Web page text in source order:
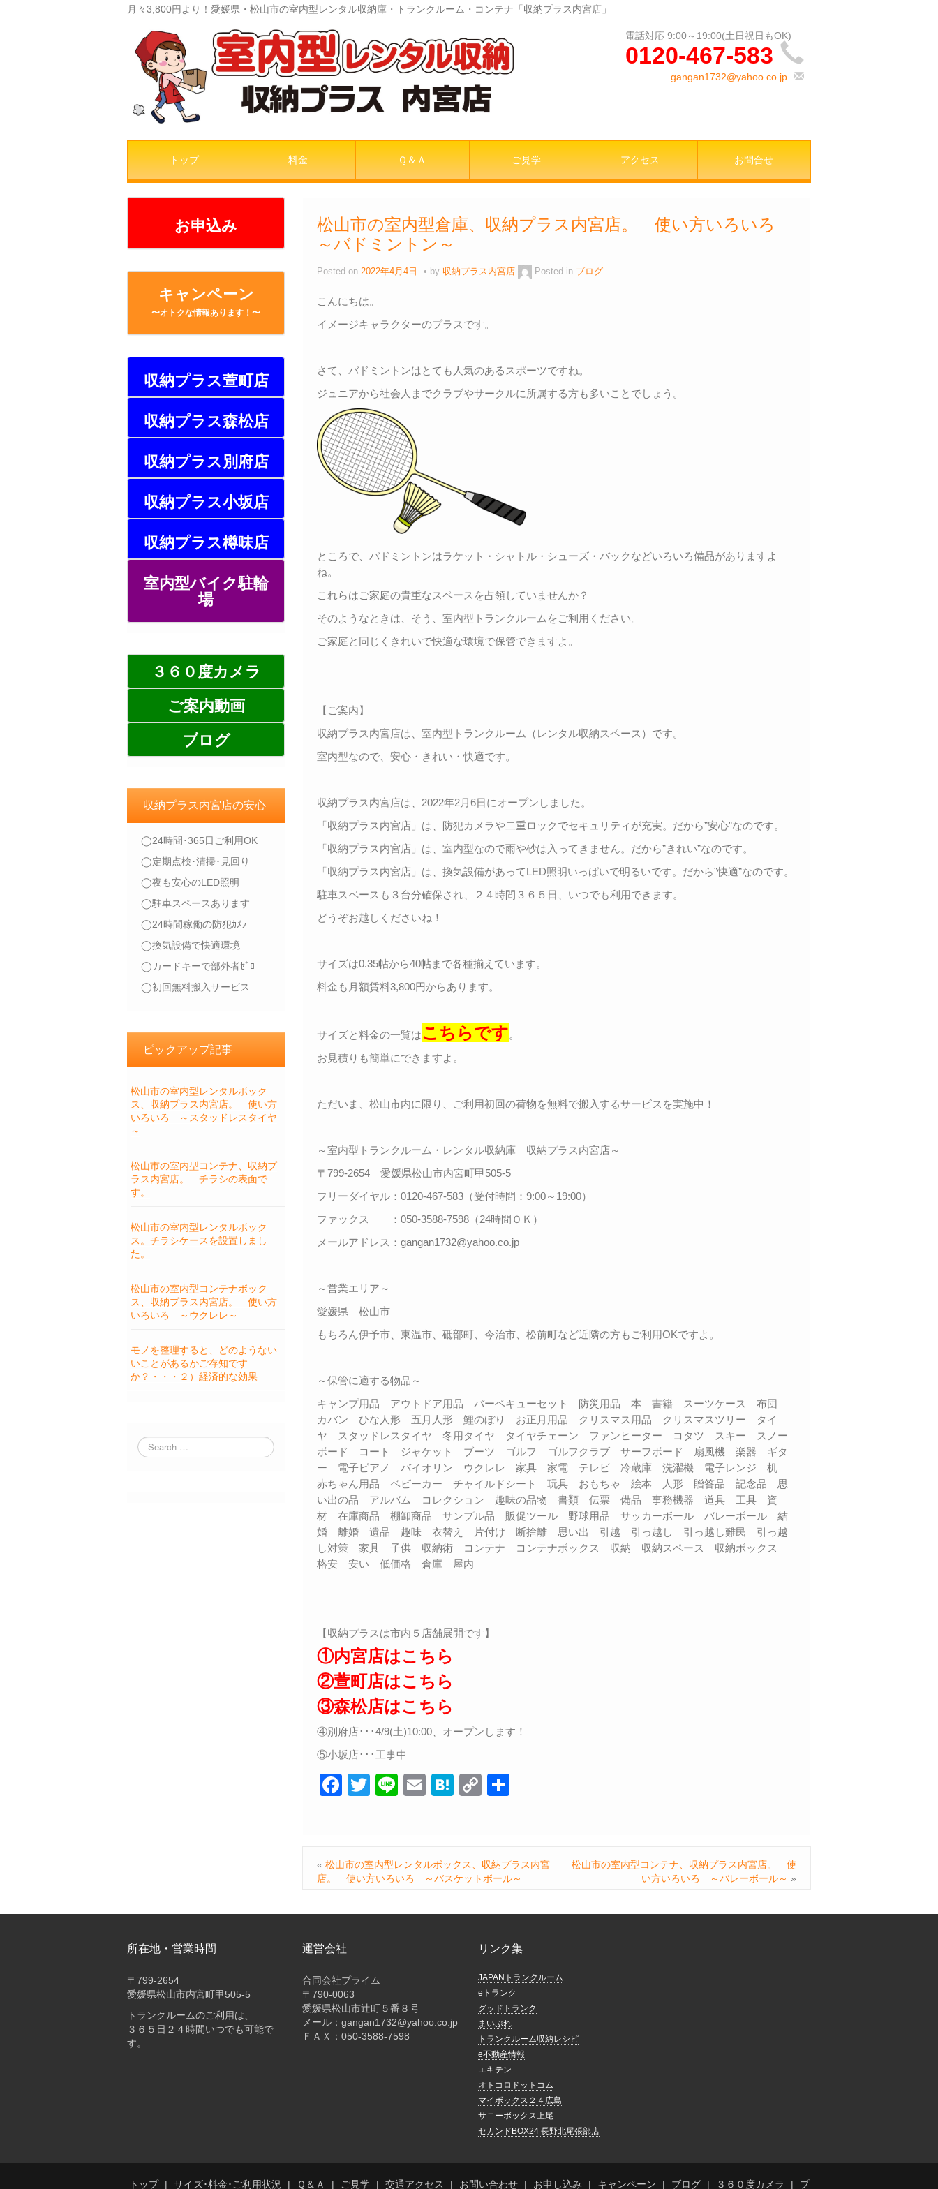
月々3,800円より！愛媛県・松山市の室内型レンタル収納庫・トランクルーム・コンテナ「収納プラス内宮店」
0120-467-583
gangan1732@yahoo.co.jp
トップ 料金 Ｑ＆Ａ ご見学 アクセス お問合せ
お申込み
キャンペーン
〜オトクな情報あります！〜
収納プラス萱町店
収納プラス森松店
収納プラス別府店
収納プラス小坂店
収納プラス樽味店
室内型バイク駐輪
場
３６０度カメラ
ご案内動画
ブログ
収納プラス内宮店の安心
◯24時間･365日ご利用OK
◯定期点検･清掃･見回り
◯夜も安心のLED照明
◯駐車スペースあります
◯24時間稼働の防犯ｶﾒﾗ
◯換気設備で快適環境
◯カードキーで部外者ｾﾞﾛ
◯初回無料搬入サービス
ピックアップ記事
松山市の室内型レンタルボック
ス、収納プラス内宮店。 使い方
いろいろ ～スタッドレスタイヤ
～
松山市の室内型コンテナ、収納プ
ラス内宮店。 チラシの表面で
す。
松山市の室内型レンタルボック
ス。チラシケースを設置しまし
た。
松山市の室内型コンテナボック
ス、収納プラス内宮店。 使い方
いろいろ ～ウクレレ～
モノを整理すると、どのようない
いことがあるかご存知です
か？・・・２）経済的な効果
松山市の室内型倉庫、収納プラス内宮店。 使い方いろいろ
～バドミントン～
Posted on2022年4月4日 by 収納プラス内宮店 Posted in ブログ
こんにちは。
イメージキャラクターのプラスです。
さて、バドミントンはとても人気のあるスポーツですね。
ジュニアから社会人までクラブやサークルに所属する方も多いことでしょう。
ところで、バドミントンはラケット・シャトル・シューズ・バックなどいろいろ備品がありますよ
ね。
これらはご家庭の貴重なスペースを占領していませんか？
そのようなときは、そう、室内型トランクルームをご利用ください。
ご家庭と同じくきれいで快適な環境で保管できますよ。
【ご案内】
収納プラス内宮店は、室内型トランクルーム（レンタル収納スペース）です。
室内型なので、安心・きれい・快適です。
収納プラス内宮店は、2022年2月6日にオープンしました。
「収納プラス内宮店」は、防犯カメラや二重ロックでセキュリティが充実。だから”安心”なのです。
「収納プラス内宮店」は、室内型なので雨や砂は入ってきません。だから”きれい”なのです。
「収納プラス内宮店」は、換気設備があってLED照明いっぱいで明るいです。だから”快適”なのです。
駐車スペースも３台分確保され、２４時間３６５日、いつでも利用できます。
どうぞお越しくださいね！
サイズは0.35帖から40帖まで各種揃えています。
料金も月額賃料3,800円からあります。
サイズと料金の一覧はこちらです。
お見積りも簡単にできますよ。
ただいま、松山市内に限り、ご利用初回の荷物を無料で搬入するサービスを実施中！
～室内型トランクルーム・レンタル収納庫 収納プラス内宮店～
〒799-2654 愛媛県松山市内宮町甲505-5
フリーダイヤル：0120-467-583（受付時間：9:00～19:00）
ファックス ：050-3588-7598（24時間ＯＫ）
メールアドレス：gangan1732@yahoo.co.jp
～営業エリア～
愛媛県 松山市
もちろん伊予市、東温市、砥部町、今治市、松前町など近隣の方もご利用OKですよ。
～保管に適する物品～
キャンプ用品 アウトドア用品 バーベキューセット 防災用品 本 書籍 スーツケース 布団
カバン ひな人形 五月人形 鯉のぼり お正月用品 クリスマス用品 クリスマスツリー タイ
ヤ スタッドレスタイヤ 冬用タイヤ タイヤチェーン ファンヒーター コタツ スキー スノー
ボード コート ジャケット ブーツ ゴルフ ゴルフクラブ サーフボード 扇風機 楽器 ギタ
ー 電子ピアノ バイオリン ウクレレ 家具 家電 テレビ 冷蔵庫 洗濯機 電子レンジ 机
赤ちゃん用品 ベビーカー チャイルドシート 玩具 おもちゃ 絵本 人形 贈答品 記念品 思
い出の品 アルバム コレクション 趣味の品物 書類 伝票 備品 事務機器 道具 工具 資
材 在庫商品 棚卸商品 サンプル品 販促ツール 野球用品 サッカーボール バレーボール 結
婚 離婚 遺品 趣味 衣替え 片付け 断捨離 思い出 引越 引っ越し 引っ越し難民 引っ越
し対策 家具 子供 収納術 コンテナ コンテナボックス 収納 収納スペース 収納ボックス
格安 安い 低価格 倉庫 屋内
【収納プラスは市内５店舗展開です】
①内宮店はこちら
②萱町店はこちら
③森松店はこちら
④別府店･･･4/9(土)10:00、オープンします！
⑤小坂店･･･工事中
F
c
b
o
o
k
T
tt
Li
e
E
ail
H
e
a
C
p
Li
n
k
«松山市の室内型レンタルボックス、収納プラス内宮
店。 使い方いろいろ ～バスケットボール～
松山市の室内型コンテナ、収納プラス内宮店。 使
い方いろいろ ～バレーボール～ »
所在地・営業時間
〒 799-2654
愛媛県松山市内宮町甲505-5
トランクルームのご利用は、
３６５日２４時間いつでも可能で
す。
運営会社
合同会社プライム
〒790-0063
愛媛県松山市辻町５番８号
メール：gangan1732@yahoo.co.jp
ＦＡＸ：050-3588-7598
リンク集
JAPANトランクルーム
eトランク
グッドトランク
まいぷれ
トランクルーム収納レシピ
e不動産情報
エキテン
オトコロドットコム
マイボックス２４広島
サニーボックス上尾
セカンドBOX24 長野北尾張部店
トップ サイズ･料金･ご利用状況 Ｑ＆Ａ ご見学 交通アクセス お問い合わせ お申し込み キャンペーン ブログ ３６０度カメラ プ